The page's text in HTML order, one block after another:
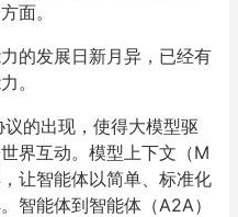
面。
的发展日新月异，已经有
。
的出现，使得大模型驱
界互动。模型上下文（M
让智能体以简单、标准化
智能体到智能体（A2A）